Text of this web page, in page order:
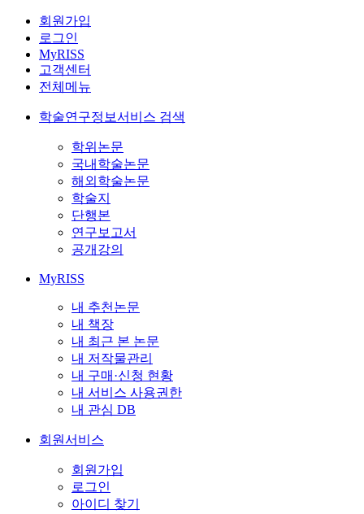
회원가입
로그인
MyRISS
고객센터
전체메뉴
학술연구정보서비스 검색
학위논문
국내학술논문
해외학술논문
학술지
단행본
연구보고서
공개강의
MyRISS
내 추천논문
내 책장
내 최근 본 논문
내 저작물관리
내 구매·신청 현황
내 서비스 사용권한
내 관심 DB
회원서비스
회원가입
로그인
아이디 찾기